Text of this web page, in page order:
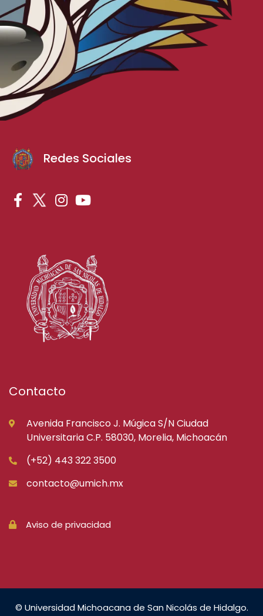
Redes Sociales
Contacto
Avenida Francisco J. Múgica S/N Ciudad
Universitaria C.P. 58030, Morelia, Michoacán
(+52) 443 322 3500
contacto@umich.mx
Aviso de privacidad
© Universidad Michoacana de San Nicolás de Hidalgo.